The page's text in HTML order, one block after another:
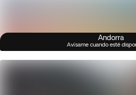
Andorra
Avísame cuando esté